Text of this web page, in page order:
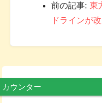
前の記事: 東
ドラインが
カウンター